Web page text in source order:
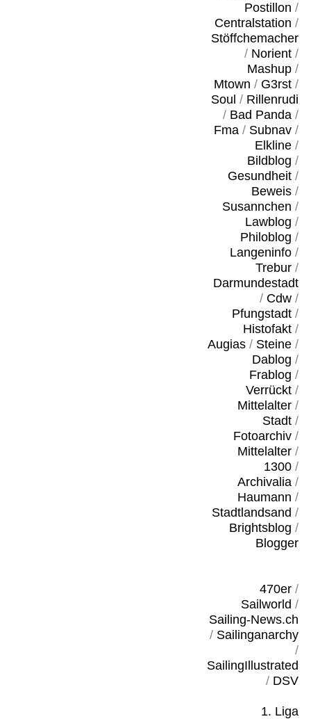
Postillon /
Centralstation /
Stöffchemacher
/ Norient/
Mashup/
Mtown / G3rst/
Soul / Rillenrudi
/ Bad Panda/
Fma/ Subnav/
Elkline/
Bildblog /
Gesundheit/
Beweis/
Susannchen /
Lawblog /
Philoblog /
Langeninfo/
Trebur/
Darmundestadt
/ Cdw/
Pfungstadt/
Histofakt/
Augias/ Steine/
Dablog /
Frablog /
Verrückt/
Mittelalter/
Stadt/
Fotoarchiv/
Mittelalter/
1300/
Archivalia/
Haumann /
Stadtlandsand /
Brightsblog /
Blogger
470er/
Sailworld /
Sailing-News.ch
/ Sailinganarchy
/
SailingIllustrated
/ DSV
1. Liga